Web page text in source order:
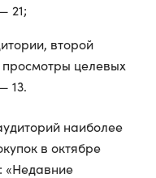
21;
второй
просмотры целевых
13.
наиболее
в октябре
«Недавние